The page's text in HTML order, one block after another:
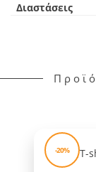
Διαστάσεις
-20%